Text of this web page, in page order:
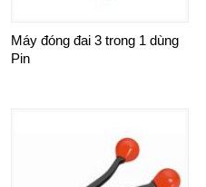
Máy đóng đai 3 trong 1 dùng
Pin